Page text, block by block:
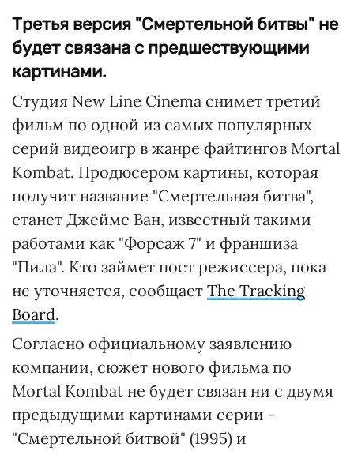
Третья версия "Смертельной битвы" не
будет связана с предшествующими
картинами.
Студия New Line Cinema снимет третий
фильм по одной из самых популярных
серий видеоигр в жанре файтингов Mortal
Kombat. Продюсером картины, которая
получит название "Смертельная битва",
станет Джеймс Ван, известный такими
работами как "Форсаж 7" и франшиза
"Пила". Кто займет пост режиссера, пока
не уточняется, сообщает The Tracking
Board.
Согласно официальному заявлению
компании, сюжет нового фильма по
Mortal Kombat не будет связан ни с двумя
предыдущими картинами серии -
"Смертельной битвой" (1995) и